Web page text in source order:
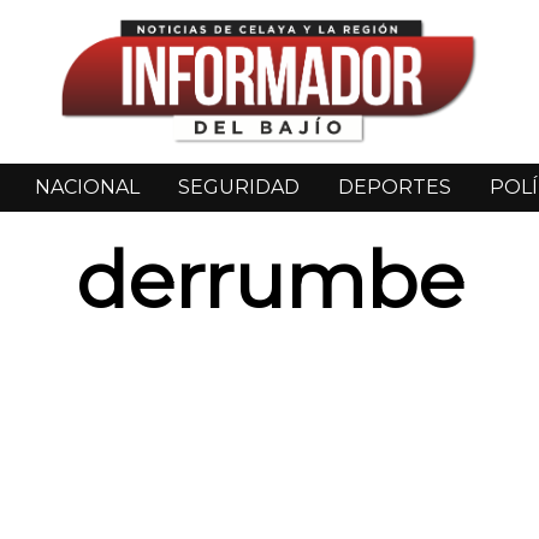
NACIONAL SEGURIDAD DEPORTES
derrumbe